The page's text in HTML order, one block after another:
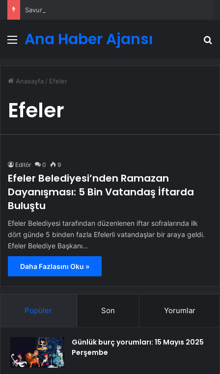
Savunma Sanayinde Güncel, Doğru ve Teknik Haberler
Menü
Ana Haber Ajansı
Anasayfa / Efeler
Efeler
Editör 0 9
Efeler Belediyesi’nden Ramazan
Dayanışması: 5 Bin Vatandaş İftarda
Buluştu
Efeler Belediyesi tarafından düzenlenen iftar sofralarında ilk
dört günde 5 binden fazla Efelerli vatandaşlar bir araya geldi.
Efeler Belediye Başkanı…
Daha Fazlasını Oku »
Popüler Son Yorumlar
Günlük burç yorumları: 15 Mayıs 2025
Perşembe